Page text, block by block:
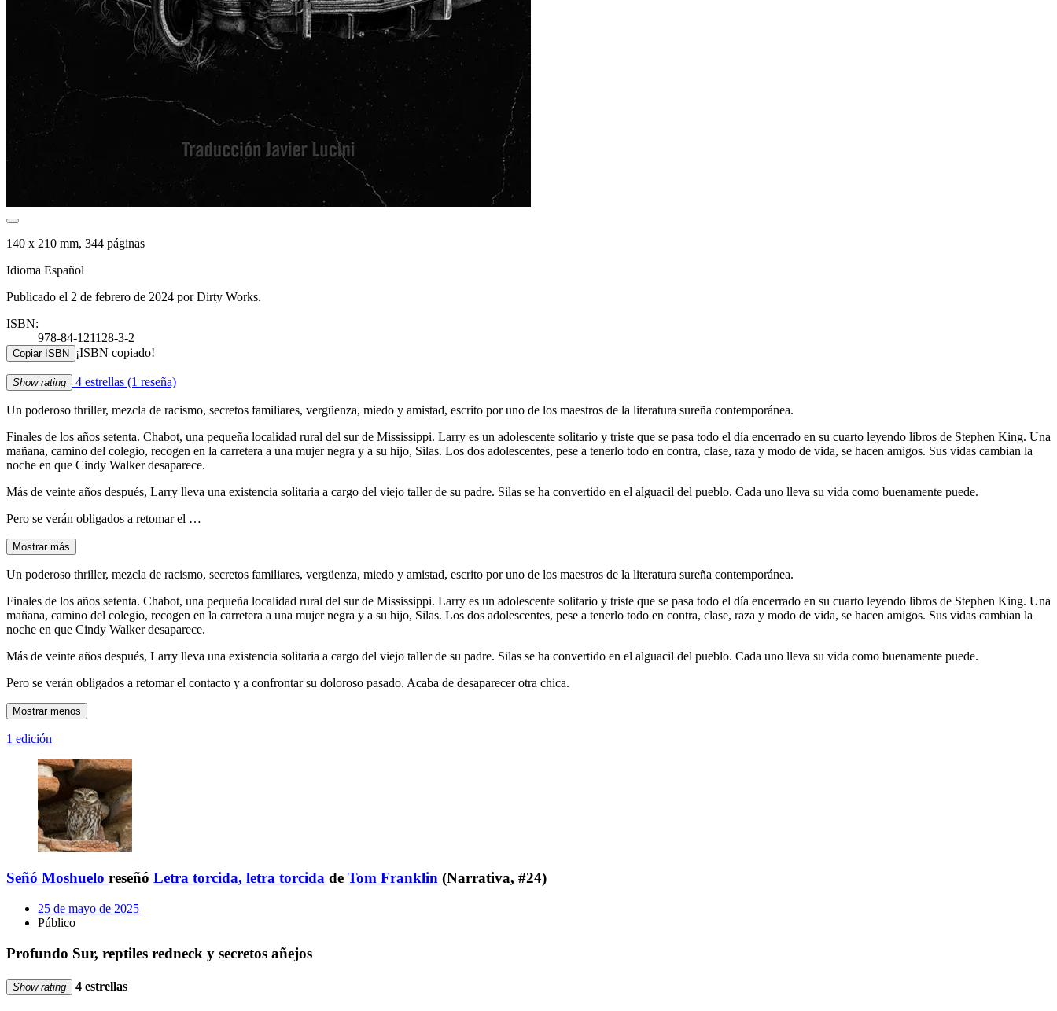
140 x 210 mm, 344 páginas
Idioma Español
Publicado el 2 de febrero de 2024 por Dirty Works.
ISBN:
978-84-121128-3-2
Copiar ISBN ¡ISBN copiado!
Show rating 4 estrellas (1 reseña)
Un poderoso thriller, mezcla de racismo, secretos familiares, vergüenza, miedo y amistad, escrito por uno de los maestros de la literatura sureña contemporánea.
Finales de los años setenta. Chabot, una pequeña localidad rural del sur de Mississippi. Larry es un adolescente solitario y triste que se pasa todo el día encerrado en su cuarto leyendo libros de Stephen King. Una
mañana, camino del colegio, recogen en la carretera a una mujer negra y a su hijo, Silas. Los dos adolescentes, pese a tenerlo todo en contra, clase, raza y modo de vida, se hacen amigos. Sus vidas cambian la
noche en que Cindy Walker desaparece.
Más de veinte años después, Larry lleva una existencia solitaria a cargo del viejo taller de su padre. Silas se ha convertido en el alguacil del pueblo. Cada uno lleva su vida como buenamente puede.
Pero se verán obligados a retomar el …
Mostrar más
Un poderoso thriller, mezcla de racismo, secretos familiares, vergüenza, miedo y amistad, escrito por uno de los maestros de la literatura sureña contemporánea.
Finales de los años setenta. Chabot, una pequeña localidad rural del sur de Mississippi. Larry es un adolescente solitario y triste que se pasa todo el día encerrado en su cuarto leyendo libros de Stephen King. Una
mañana, camino del colegio, recogen en la carretera a una mujer negra y a su hijo, Silas. Los dos adolescentes, pese a tenerlo todo en contra, clase, raza y modo de vida, se hacen amigos. Sus vidas cambian la
noche en que Cindy Walker desaparece.
Más de veinte años después, Larry lleva una existencia solitaria a cargo del viejo taller de su padre. Silas se ha convertido en el alguacil del pueblo. Cada uno lleva su vida como buenamente puede.
Pero se verán obligados a retomar el contacto y a confrontar su doloroso pasado. Acaba de desaparecer otra chica.
Mostrar menos
1 edición
Señó Moshuelo reseñó Letra torcida, letra torcida de Tom Franklin (Narrativa, #24)
25 de mayo de 2025
Público
Profundo Sur, reptiles redneck y secretos añejos
Show rating 4 estrellas